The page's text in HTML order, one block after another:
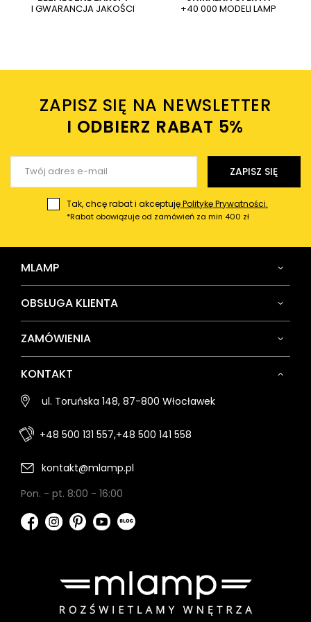
Twoje imię
Twój email
I GWARANCJA JAKOŚCI
+40 000 MODELI LAMP
ZAPISZ SIĘ NA NEWSLETTER
I ODBIERZ RABAT 5%ㅤ
ZAPISZ SIĘ
Tak, chcę rabat i akceptujęPolitykę Prywatności.
*Rabat obowiązuje od zamówień za min 400 zł
MLAMP
OBSŁUGA KLIENTA
ZAMÓWIENIA
KONTAKT
ul. Toruńska 148, 87-800 Włocławek
+48 500 131 557,+48 500 141 558
kontakt@mlamp.pl
Pon. - pt. 8:00 - 16:00